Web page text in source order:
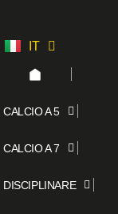
IT
ES
CALCIO A 5
CALCIO A 7
DISCIPLINARE